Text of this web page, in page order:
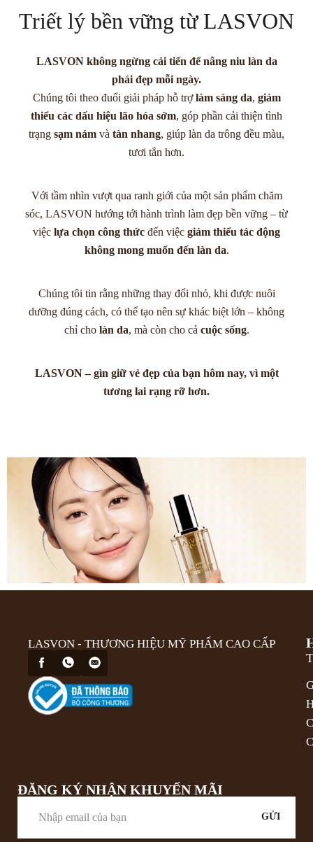
Triết lý bền vững từ LASVON
LASVON không ngừng cải tiến để nâng niu làn da
phái đẹp mỗi ngày.
Chúng tôi theo đuổi giải pháp hỗ trợlàm sáng da, giảm
thiểu các dấu hiệu lão hóa sớm, góp phần cải thiện tình
trạng sạm nám và tàn nhang, giúp làn da trông đều màu,
tươi tắn hơn.
Với tầm nhìn vượt qua ranh giới của một sản phẩm chăm
sóc, LASVON hướng tới hành trình làm đẹp bền vững – từ
việc lựa chọn công thức đến việc giảm thiểu tác động
không mong muốn đến làn da.
Chúng tôi tin rằng những thay đổi nhỏ, khi được nuôi
dưỡng đúng cách, có thể tạo nên sự khác biệt lớn – không
chỉ cho làn da, mà còn cho cả cuộc sống.
LASVON – gìn giữ vẻ đẹp của bạn hôm nay, vì một
tương lai rạng rỡ hơn.
LASVON - THƯƠNG HIỆU MỸ PHẨM CAO CẤP
ĐĂNG KÝ NHẬN KHUYẾN MÃI
GỬI